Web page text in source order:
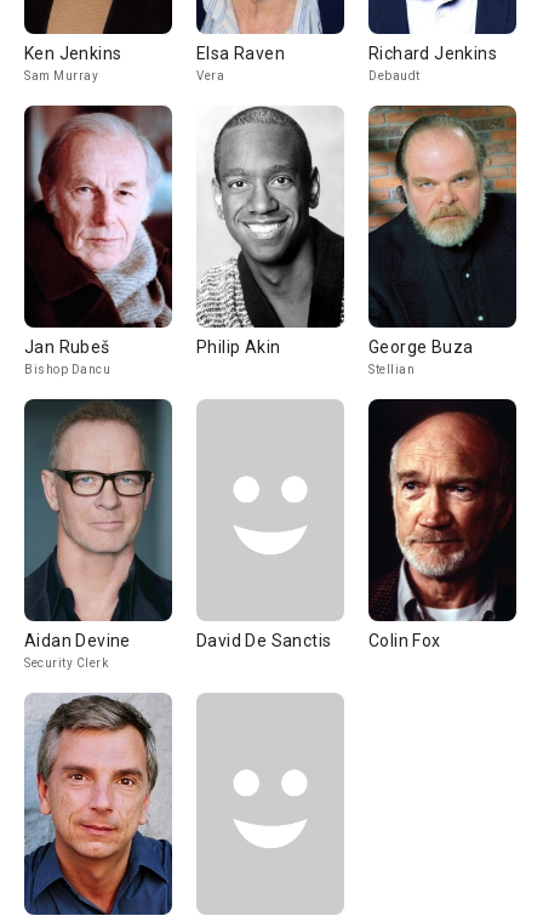
Ken Jenkins
Sam Murray
Elsa Raven
Vera
Richard Jenkins
Debaudt
Jan Rubeš
Bishop Dancu
Philip Akin George Buza
Stellian
Aidan Devine
Security Clerk
David De Sanctis Colin Fox